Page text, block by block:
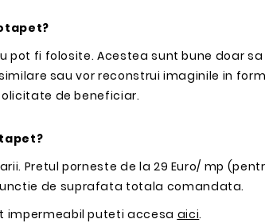
pot fi folosite. Acestea sunt bune doar
sau vor reconstrui imaginile in
de beneficiar.
Pretul porneste de la 29 Euro/ mp
de suprafata totala comandata.
impermeabil puteti accesa aici.